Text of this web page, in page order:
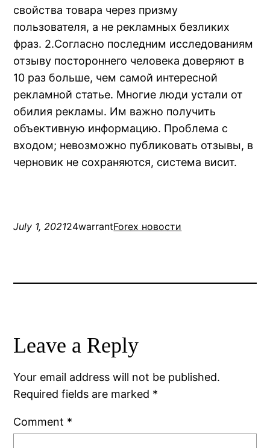
свойства товара через призму
пользователя, а не рекламных безликих
фраз. 2.Согласно последним исследованиям
отзыву постороннего человека доверяют в
10 раз больше, чем самой интересной
рекламной статье. Многие люди устали от
обилия рекламы. Им важно получить
объективную информацию. Проблема с
входом; невозможно публиковать отзывы, в
черновик не сохраняются, система висит.
July 1, 202124warrantForex новости
Leave a Reply
Your email address will not be published.
Required fields are marked *
Comment *